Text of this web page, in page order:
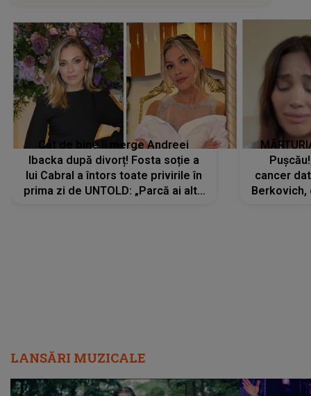
Cât de bine îi merge Andreei
Ibacka după divorț! Fosta soție a
lui Cabral a întors toate privirile în
prima zi de UNTOLD: „Parcă ai altă
cancer
Berkovich,
LANSĂRI MUZICALE